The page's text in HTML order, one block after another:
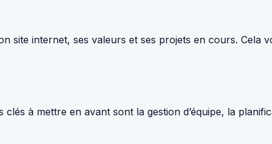
site internet, ses valeurs et ses projets en cours.
à mettre en avant sont la gestion d’équipe, la